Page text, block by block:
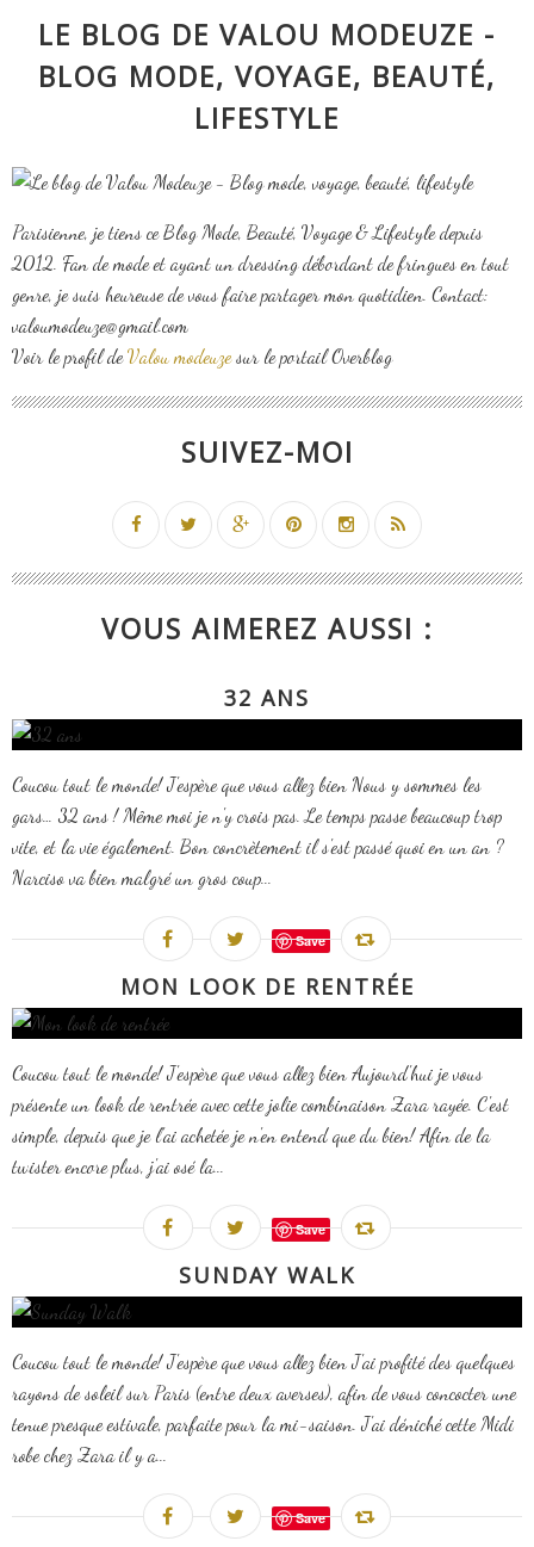
LE BLOG DE VALOU MODEUZE -
BLOG MODE, VOYAGE, BEAUTÉ,
LIFESTYLE
Parisienne, je tiens ce Blog Mode, Beauté, Voyage & Lifestyle depuis
2012. Fan de mode et ayant un dressing débordant de fringues en tout
genre, je suis heureuse de vous faire partager mon quotidien. Contact:
valoumodeuze@gmail.com
Voir le profil deValou modeuzesur le portail Overblog
SUIVEZ-MOI
VOUS AIMEREZ AUSSI :
32 ANS
Coucou tout le monde! J'espère que vous allez bien Nous y sommes les
gars… 32 ans ! Même moi je n'y crois pas. Le temps passe beaucoup trop
vite, et la vie également. Bon concrètement il s'est passé quoi en un an ?
Narciso va bien malgré un gros coup...
Save
MON LOOK DE RENTRÉE
Coucou tout le monde! J'espère que vous allez bien Aujourd'hui je vous
présente un look de rentrée avec cette jolie combinaison Zara rayée. C'est
simple, depuis que je l'ai achetée je n'en entend que du bien! Afin de la
twister encore plus, j'ai osé la...
Save
SUNDAY WALK
Coucou tout le monde! J'espère que vous allez bien J'ai profité des quelques
rayons de soleil sur Paris (entre deux averses), afin de vous concocter une
tenue presque estivale, parfaite pour la mi-saison. J'ai déniché cette Midi
robe chez Zara il y a...
Save